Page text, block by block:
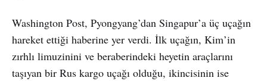
Washington Post, Pyongyang’dan Singapur’a üç uçağın
hareket ettiği haberine yer verdi. İlk uçağın, Kim’in
zırhlı limuzinini ve beraberindeki heyetin araçlarını
taşıyan bir Rus kargo uçağı olduğu, ikincisinin ise